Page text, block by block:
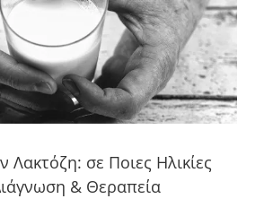
Λακτόζη: σε Ποιες Ηλικίες
& Θεραπεία